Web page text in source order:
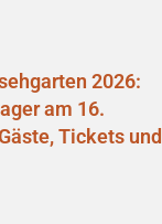
2026:
am 16.
Tickets und